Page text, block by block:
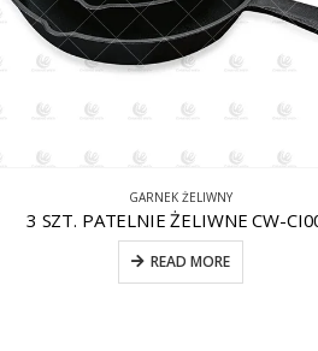
GARNEK ŻELIWNY
3 SZT. PATELNIE ŻELIWNE CW-
READ MORE